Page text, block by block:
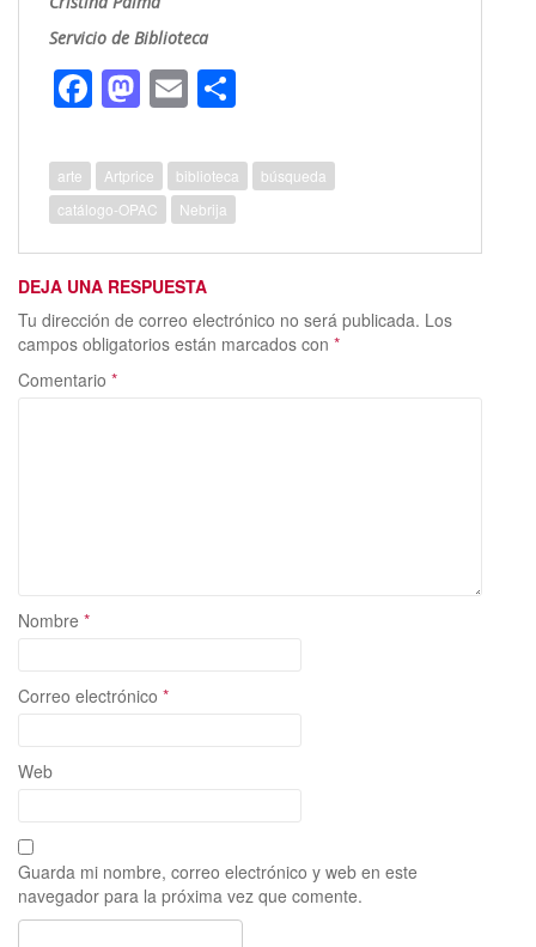
Servicio de Biblioteca
F
e
b
o
o
k
M
to
d
o
n
E
ai
l
m
p
ar
r
arte Artprice biblioteca
búsqueda
catálogo-OPAC
Nebrija
DEJA UNA RESPUESTA
Tu dirección de correo electrónico no será publicada. Los
campos obligatorios están marcados con *
Comentario *
Nombre *
Correo electrónico *
Web
Guarda mi nombre, correo electrónico y web en este
navegador para la próxima vez que comente.